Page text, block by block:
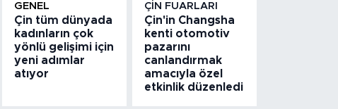
GENEL
Çin tüm dünyada
kadınların çok
yönlü gelişimi için
yeni adımlar
atıyor
ÇIN FUARLARI
Çin'in Changsha
kenti otomotiv
pazarını
canlandırmak
amacıyla özel
etkinlik düzenledi